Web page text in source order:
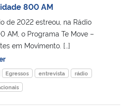
800 AM
de 2022 estreou, na Rádio
AM, o Programa Te Move –
em Movimento. […]
Egressos entrevista
rádio